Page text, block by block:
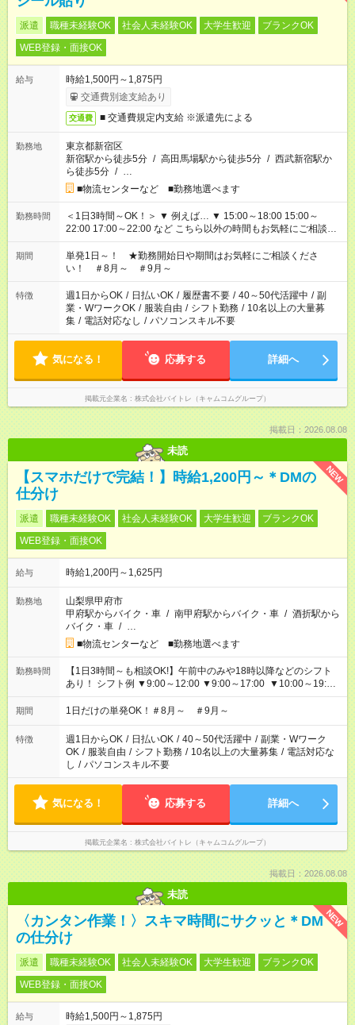
派遣 職種未経験OK 社会人未経験OK 大学生歓迎
ブランクOK
WEB登録・面接OK
給与
時給1,500円～1,875円
交通費別途支給あり
交通費 ■ 交通費規定内支給 ※派遣先による
勤務地
東京都新宿区
新宿駅から徒歩5分 / 高田馬場駅から徒歩5分 / 西武新宿駅か
ら徒歩5分 / …
■物流センターなど ■勤務地選べます
勤務時間
＜1日3時間～OK！＞ ▼ 例えば… ▼ 15:00～18:00 15:00～
22:00 17:00～22:00 など こちら以外の時間もお気軽にご相談く
ださい！
期間
単発1日～！ ★勤務開始日や期間はお気軽にご相談くださ
い！ ＃8月～ ＃9月～
特徴 週1日からOK / 日払いOK / 履歴書不要 / 40～50代活躍中 / 副
業・WワークOK / 服装自由 / シフト勤務 / 10名以上の大量募
集 / 電話対応なし / パソコンスキル不要
気になる！ 応募する 詳細へ
掲載元企業名 株式会社バイトレ（キャムコムグループ）
掲載日：2026.08.08
未読
NEW
【スマホだけで完結！】時給1,200円～＊DMの
仕分け
派遣 職種未経験OK 社会人未経験OK 大学生歓迎
ブランクOK
WEB登録・面接OK
給与 時給1,200円～1,625円
勤務地
山梨県甲府市
甲府駅からバイク・車 / 南甲府駅からバイク・車 / 酒折駅から
バイク・車 / …
■物流センターなど ■勤務地選べます
勤務時間
【1日3時間～も相談OK!】午前中のみや18時以降などのシフト
あり！ シフト例 ▼9:00～12:00 ▼9:00～17:00 ▼10:00～19:00
▼18:00～21:00
期間 1日だけの単発OK！＃8月～ ＃9月～
特徴 週1日からOK / 日払いOK / 40～50代活躍中 / 副業・Wワーク
OK / 服装自由 / シフト勤務 / 10名以上の大量募集 / 電話対応な
し / パソコンスキル不要
気になる！ 応募する 詳細へ
掲載元企業名 株式会社バイトレ（キャムコムグループ）
掲載日：2026.08.08
未読
NEW
〈カンタン作業！〉スキマ時間にサクッと＊DM
の仕分け
派遣 職種未経験OK 社会人未経験OK 大学生歓迎
ブランクOK
WEB登録・面接OK
給与
時給1,500円～1,875円